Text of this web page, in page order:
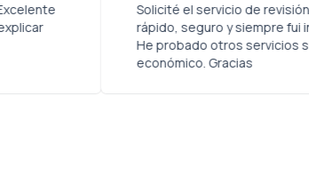
momento. Excelente
y dispuestos a explicar
Solicité el
rápido,
He
económico.